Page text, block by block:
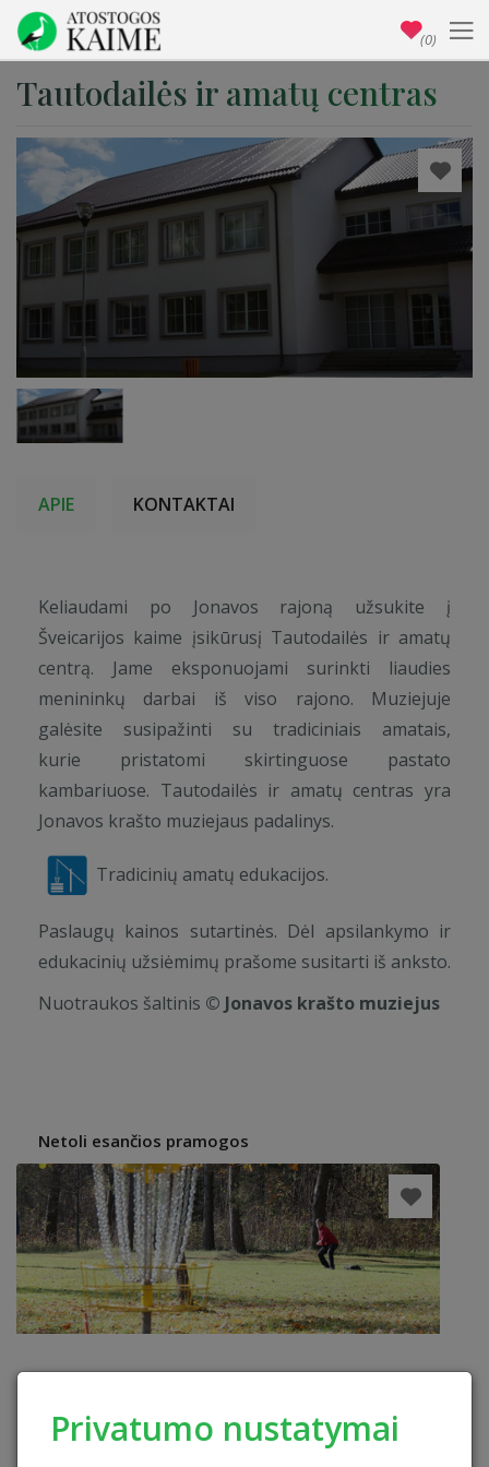
Privatumo nustatymai
Tautodailės ir amatų centras
APIE KONTAKTAI
Keliaudami po Jonavos rajoną užsukite į
Šveicarijos kaime įsikūrusį Tautodailės ir amatų
centrą. Jame eksponuojami surinkti liaudies
menininkų darbai iš viso rajono. Muziejuje
galėsite susipažinti su tradiciniais amatais,
kurie pristatomi skirtinguose pastato
kambariuose. Tautodailės ir amatų centras yra
Jonavos krašto muziejaus padalinys.
Tradicinių amatų edukacijos.
Paslaugų kainos sutartinės. Dėl apsilankymo ir
edukacinių užsiėmimų prašome susitarti iš anksto.
Nuotraukos šaltinis © Jonavos krašto muziejus
Netoli esančios pramogos
(0)